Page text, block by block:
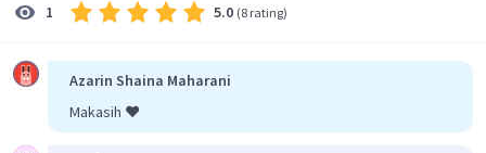
1 5.0 (8 rating)
Azarin Shaina Maharani
Makasih ❤️